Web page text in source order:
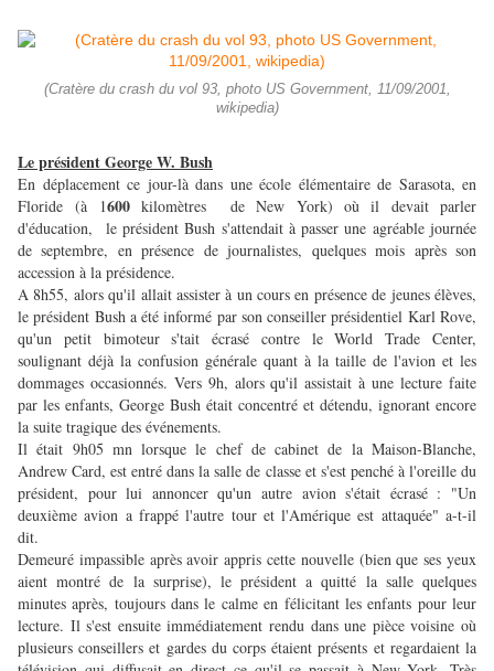
(Cratère du crash du vol 93, photo US Government, 11/09/2001,
wikipedia)
Le président George W. Bush
En déplacement ce jour-là dans une école élémentaire de Sarasota, en
Floride (à 1600kilomètres de New York) où il devait parler
d'éducation, le président Bush s'attendait à passer une agréable journée
de septembre, en présence de journalistes, quelques mois après son
accession à la présidence.
A 8h55, alors qu'il allait assister à un cours en présence de jeunes élèves,
le président Bush a été informé par son conseiller présidentiel Karl Rove,
qu'un petit bimoteur s'tait écrasé contre le World Trade Center,
soulignant déjà la confusion générale quant à la taille de l'avion et les
dommages occasionnés. Vers 9h, alors qu'il assistait à une lecture faite
par les enfants, George Bush était concentré et détendu, ignorant encore
la suite tragique des événements.
Il était 9h05 mn lorsque le chef de cabinet de la Maison-Blanche,
Andrew Card, est entré dans la salle de classe et s'est penché à l'oreille du
président, pour lui annoncer qu'un autre avion s'était écrasé : "Un
deuxième avion a frappé l'autre tour et l'Amérique est attaquée" a-t-il
dit.
Demeuré impassible après avoir appris cette nouvelle (bien que ses yeux
aient montré de la surprise), le président a quitté la salle quelques
minutes après, toujours dans le calme en félicitant les enfants pour leur
lecture. Il s'est ensuite immédiatement rendu dans une pièce voisine où
plusieurs conseillers et gardes du corps étaient présents et regardaient la